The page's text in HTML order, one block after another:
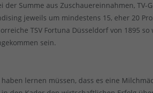
der Summe aus Zuschauereinnahmen, TV-
jeweils um mindestens 15, eher 20
TSV Fortuna Düsseldorf von 1895
sein.
haben lernen müssen, dass es eine